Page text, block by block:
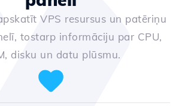
VPS resursus un patēriņu
tostarp informāciju par CPU,
disku un datu plūsmu.